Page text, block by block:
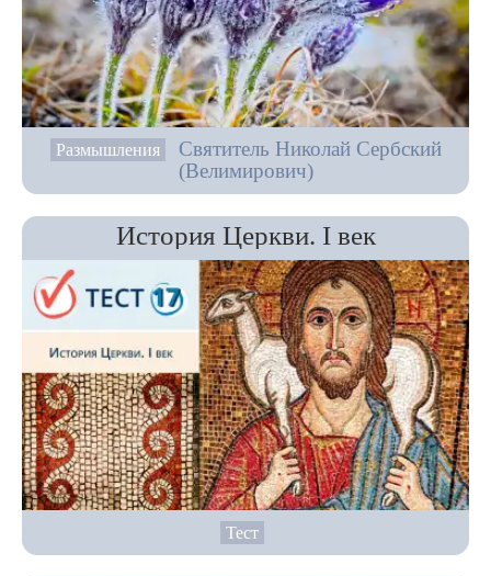
Размышления
Святитель Николай Сербский
(Велимирович)
История Церкви. I век
Тест